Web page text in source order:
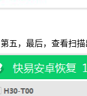
第五，最后，查看扫